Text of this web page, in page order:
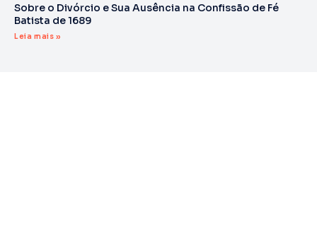
Sobre o Divórcio e Sua Ausência na Confissão de Fé
Batista de 1689
Leia mais »